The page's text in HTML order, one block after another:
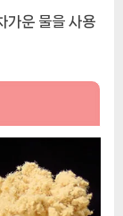
가운 물을 사용